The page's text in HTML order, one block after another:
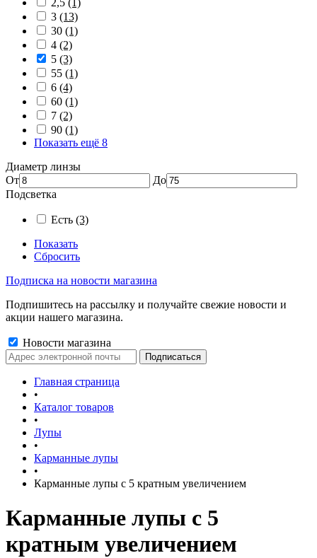
2,5 (1)
3 (13)
30 (1)
4 (2)
5 (3)
55 (1)
6 (4)
60 (1)
7 (2)
90 (1)
Показать ещё 8
Диаметр линзы
От
До
Подсветка
Есть (3)
Показать
Сбросить
Подписка на новости магазина
Подпишитесь на рассылку и получайте свежие новости и
акции нашего магазина.
Новости магазина
Главная страница
•
Каталог товаров
•
Лупы
•
Карманные лупы
•
Карманные лупы с 5 кратным увеличением
Карманные лупы с 5
кратным увеличением